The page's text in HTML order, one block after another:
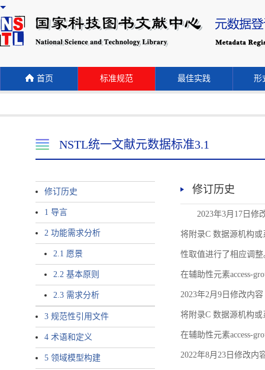
首页 标准规范 最佳实践 形
NSTL统一文献元数据标准3.1
修订历史
1 导言
2 功能需求分析
2.1 愿景
2.2 基本原则
2.3 需求分析
3 规范性引用文件
4 术语和定义
5 领域模型构建
修订历史
2023年3月17日修
将附录C 数据源机构或
性取值进行了相应调整
在辅助性元素access-
2023年2月9日修改内容
将附录C 数据源机构或
在辅助性元素access-
2022年8月23日修改内